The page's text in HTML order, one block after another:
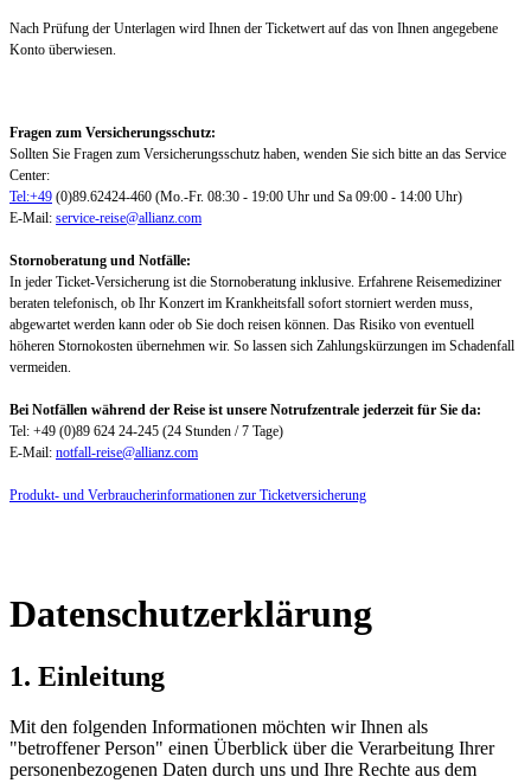
Nach Prüfung der Unterlagen wird Ihnen der Ticketwert auf das von Ihnen angegebene
Konto überwiesen.
Fragen zum Versicherungsschutz:
Sollten Sie Fragen zum Versicherungsschutz haben, wenden Sie sich bitte an das Service
Center:
Tel:+49 (0)89.62424-460 (Mo.-Fr. 08:30 - 19:00 Uhr und Sa 09:00 - 14:00 Uhr)
E-Mail: service-reise@allianz.com
Stornoberatung und Notfälle:
In jeder Ticket-Versicherung ist die Stornoberatung inklusive. Erfahrene Reisemediziner
beraten telefonisch, ob Ihr Konzert im Krankheitsfall sofort storniert werden muss,
abgewartet werden kann oder ob Sie doch reisen können. Das Risiko von eventuell
höheren Stornokosten übernehmen wir. So lassen sich Zahlungskürzungen im Schadenfall
vermeiden.
Bei Notfällen während der Reise ist unsere Notrufzentrale jederzeit für Sie da:
Tel: +49 (0)89 624 24-245 (24 Stunden / 7 Tage)
E-Mail: notfall-reise@allianz.com
Produkt- und Verbraucherinformationen zur Ticketversicherung
Datenschutzerklärung
1. Einleitung
Mit den folgenden Informationen möchten wir Ihnen als
"betroffener Person" einen Überblick über die Verarbeitung Ihrer
personenbezogenen Daten durch uns und Ihre Rechte aus dem